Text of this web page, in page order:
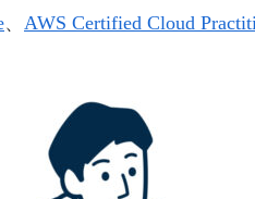
、 AWS Certified Cloud